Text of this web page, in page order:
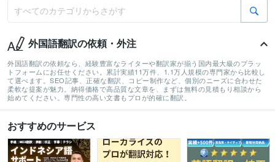
外国語翻訳の依頼・外注
外国語翻訳の依頼なら、経験豊富なライターや翻訳家が揃う国内最大級のプラッ
トフォームにお任せください。累計実績11万件、1.1万人規模の専門家から比較し
て選べます。SEO記事、正確な翻訳、コピー制作など、個別のニーズに合わせた
柔軟な提案が魅力。納得価格で高品質な文章を、まずは無料の見積もり相談から
始めてください。専門性の高い文書もプロが的確に翻訳。
おすすめのサービス